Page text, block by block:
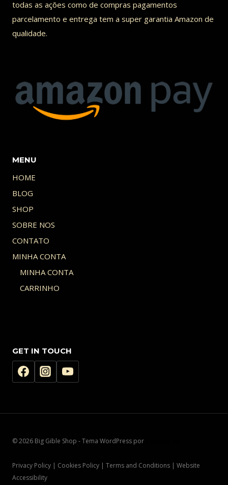
todas as ações como de compras pagamentos
parcelamento e entrega tem a super garantia Amazon de
qualidade.
MENU
HOME
BLOG
SHOP
SOBRE NOS
CONTATO
MINHA CONTA
MINHA CONTA
CARRINHO
GET IN TOUCH
© 2026 Big Gible Shop - Tema WordPress por
Privacy Policy | Cookies Policy | Terms and Conditions | Website
Accessibility